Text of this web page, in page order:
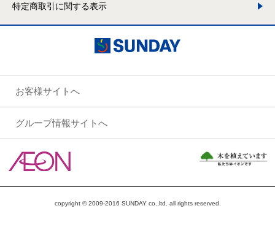
特定商取引に関する表示
お客様サイトへ
グループ情報サイトへ
copyright © 2009-2016 SUNDAY co.,ltd. all rights reserved.